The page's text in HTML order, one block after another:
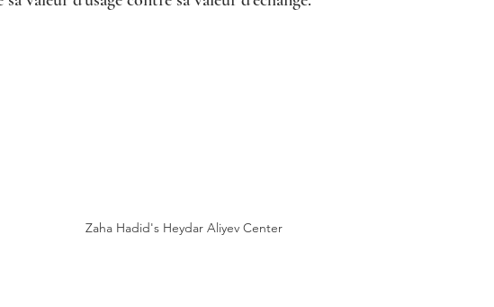
Zaha Hadid's Heydar Aliyev Center